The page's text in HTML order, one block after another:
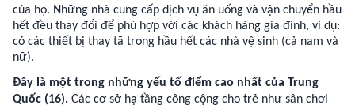
của họ. Những nhà cung cấp dịch vụ ăn uống và vận chuyển hầu
hết đều thay đổi để phù hợp với các khách hàng gia đình, ví dụ:
có các thiết bị thay tã trong hầu hết các nhà vệ sinh (cả nam và
nữ).
Đây là một trong những yếu tố điểm cao nhất của Trung
Quốc (16). Các cơ sở hạ tầng công cộng cho trẻ như sân chơi